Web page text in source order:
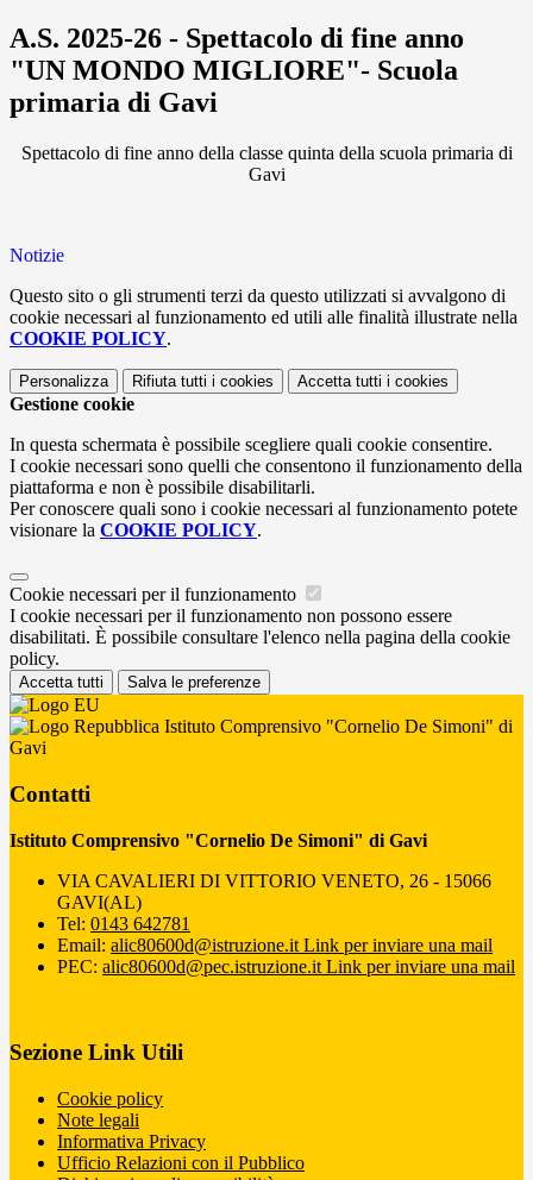
A.S. 2025-26 - Spettacolo di fine anno
"UN MONDO MIGLIORE"- Scuola
primaria di Gavi
Spettacolo di fine anno della classe quinta della scuola primaria di
Gavi
Notizie
Questo sito o gli strumenti terzi da questo utilizzati si avvalgono di
cookie necessari al funzionamento ed utili alle finalità illustrate nella
COOKIE POLICY.
Personalizza Rifiuta tutti i cookies Accetta tutti i cookies
Gestione cookie
In questa schermata è possibile scegliere quali cookie consentire.
I cookie necessari sono quelli che consentono il funzionamento della
piattaforma e non è possibile disabilitarli.
Per conoscere quali sono i cookie necessari al funzionamento potete
visionare la COOKIE POLICY.
Cookie necessari per il funzionamento
I cookie necessari per il funzionamento non possono essere
disabilitati. È possibile consultare l'elenco nella pagina della cookie
policy.
Accetta tutti Salva le preferenze
Istituto Comprensivo "Cornelio De Simoni" di
Gavi
Contatti
Istituto Comprensivo "Cornelio De Simoni" di Gavi
VIA CAVALIERI DI VITTORIO VENETO, 26 - 15066
GAVI(AL)
Tel: 0143 642781
Email: alic80600d@istruzione.it Link per inviare una mail
PEC: alic80600d@pec.istruzione.it Link per inviare una mail
Sezione Link Utili
Cookie policy
Note legali
Informativa Privacy
Ufficio Relazioni con il Pubblico